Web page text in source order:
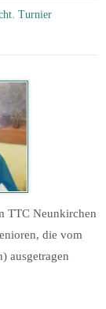
, Turnier
TTC Neunkirchen
die vom
ausgetragen